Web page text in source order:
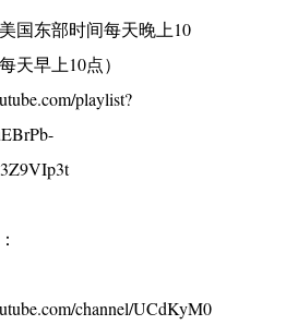
国东部时间每天晚上10
天早上10点）
playlist?
channel/UCdKyM0